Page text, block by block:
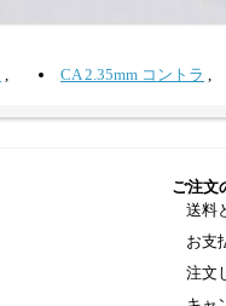
CA 2.35mm コントラ
ご注文
送料
お支
注文